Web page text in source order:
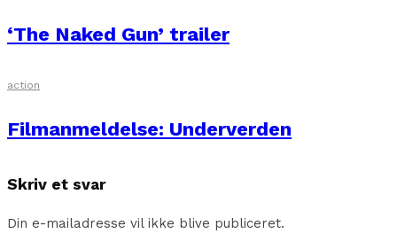
‘The Naked Gun’ trailer
action
Filmanmeldelse: Underverden
Skriv et svar
Din e-mailadresse vil ikke blive publiceret.